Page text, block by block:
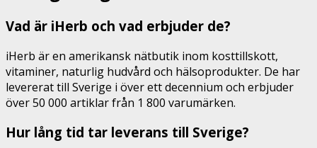
Vad är iHerb och vad erbjuder de?
iHerb är en amerikansk nätbutik inom kosttillskott,
vitaminer, naturlig hudvård och hälsoprodukter. De har
levererat till Sverige i över ett decennium och erbjuder
över 50 000 artiklar från 1 800 varumärken.
Hur lång tid tar leverans till Sverige?